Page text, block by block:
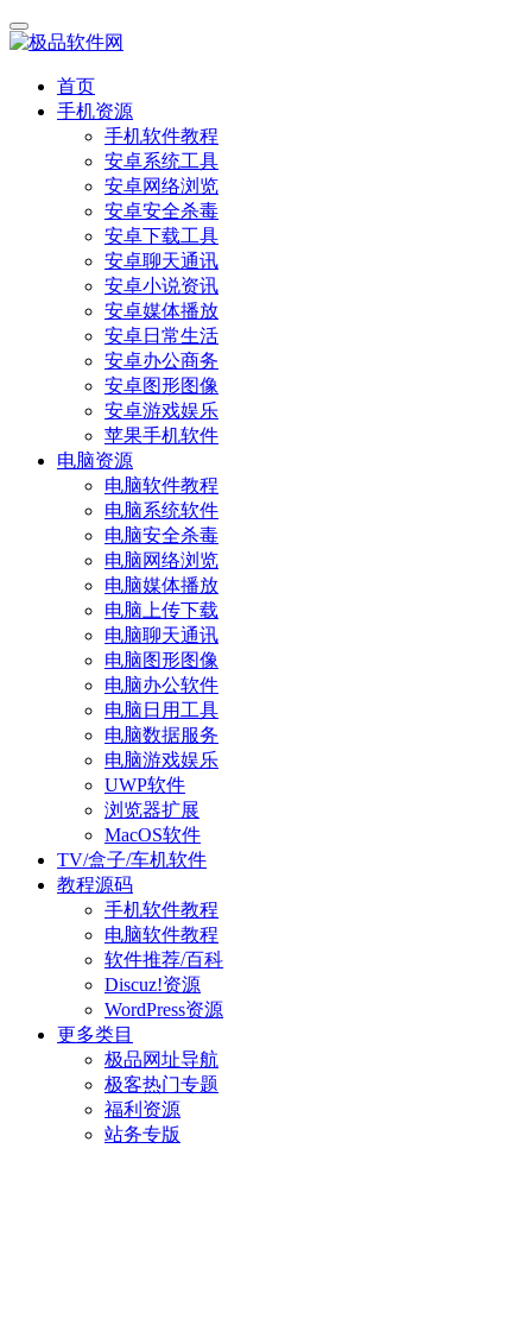
首页
手机资源
手机软件教程
安卓系统工具
安卓网络浏览
安卓安全杀毒
安卓下载工具
安卓聊天通讯
安卓小说资讯
安卓媒体播放
安卓日常生活
安卓办公商务
安卓图形图像
安卓游戏娱乐
苹果手机软件
电脑资源
电脑软件教程
电脑系统软件
电脑安全杀毒
电脑网络浏览
电脑媒体播放
电脑上传下载
电脑聊天通讯
电脑图形图像
电脑办公软件
电脑日用工具
电脑数据服务
电脑游戏娱乐
UWP软件
浏览器扩展
MacOS软件
TV/盒子/车机软件
教程源码
手机软件教程
电脑软件教程
软件推荐/百科
Discuz!资源
WordPress资源
更多类目
极品网址导航
极客热门专题
福利资源
站务专版